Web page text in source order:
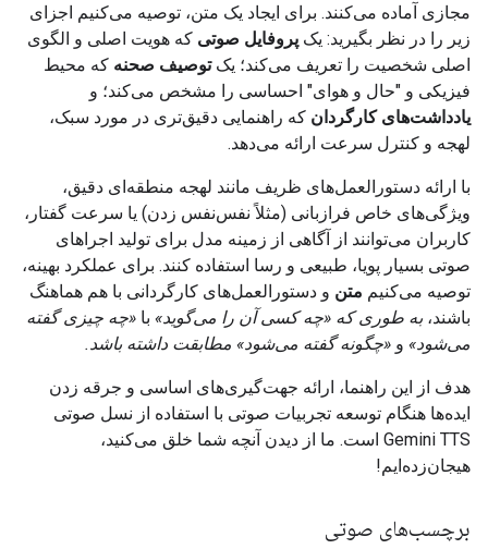
مجازی آماده می‌کنند. برای ایجاد یک متن، توصیه می‌کنیم اجزای
زیر را در نظر بگیرید: یک پروفایل صوتی که هویت اصلی و الگوی
اصلی شخصیت را تعریف می‌کند؛ یکتوصیف صحنه که محیط
فیزیکی و "حال و هوای" احساسی را مشخص می‌کند؛ و
یادداشت‌های کارگردان که راهنمایی دقیق‌تری در مورد سبک،
لهجه و کنترل سرعت ارائه می‌دهد.
با ارائه دستورالعمل‌های ظریف مانند لهجه منطقه‌ای دقیق،
ویژگی‌های خاص فرازبانی (مثلاً نفس‌نفس زدن) یا سرعت گفتار،
کاربران می‌توانند از آگاهی از زمینه مدل برای تولید اجراهای
صوتی بسیار پویا، طبیعی و رسا استفاده کنند. برای عملکرد بهینه،
توصیه می‌کنیم متن و دستورالعمل‌های کارگردانی با هم هماهنگ
باشند، به طوری که «چه کسی آن را می‌گوید» با «چه چیزی گفته
می‌شود» و «چگونه گفته می‌شود» مطابقت داشته باشد.
هدف از این راهنما، ارائه جهت‌گیری‌های اساسی و جرقه زدن
ایده‌ها هنگام توسعه تجربیات صوتی با استفاده از نسل صوتی
Gemini TTS است. ما از دیدن آنچه شما خلق می‌کنید،
هیجان‌زده‌ایم!
برچسب‌های صوتی